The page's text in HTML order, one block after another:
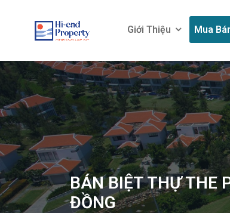
Giới Thiệu Mua
Giới Thiệu Mua
BÁN BIỆT THỰ THE
ĐỒNG